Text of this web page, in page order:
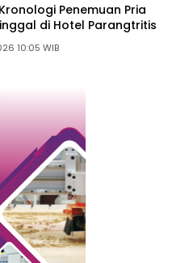
Penemuan Pria
di Hotel Parangtritis
10:05 WIB